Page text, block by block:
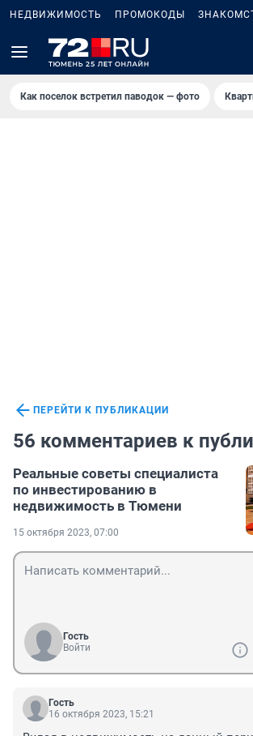
НЕДВИЖИМОСТЬ ПРОМОКОДЫ
Как поселок встретил паводок — фото
ПЕРЕЙТИ К ПУБЛИКАЦИИ
56 комментариев к
Реальные советы специалиста
по инвестированию в
недвижимость в Тюмени
15 октября 2023, 07:00
Гость
Войти
Гость
16 октября 2023, 15:21